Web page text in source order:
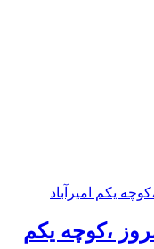
،کوچه یکم